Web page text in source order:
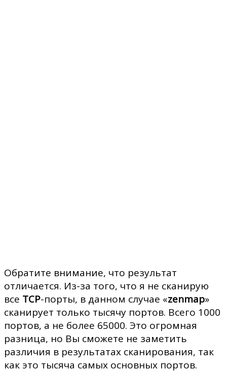
Обратите внимание, что результат
отличается. Из-за того, что я не сканирую
все TCP-порты, в данном случае «zenmap»
сканирует только тысячу портов. Всего 1000
портов, а не более 65000. Это огромная
разница, но Вы сможете не заметить
различия в результатах сканирования, так
как это тысяча самых основных портов.